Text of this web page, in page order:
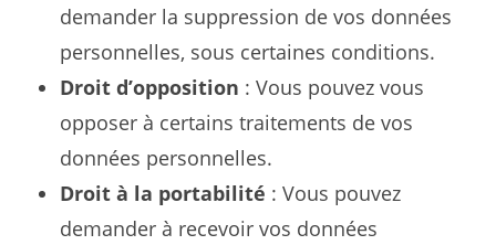
demander la suppression de vos données
personnelles, sous certaines conditions.
Droit d’opposition : Vous pouvez vous
opposer à certains traitements de vos
données personnelles.
Droit à la portabilité : Vous pouvez
demander à recevoir vos données